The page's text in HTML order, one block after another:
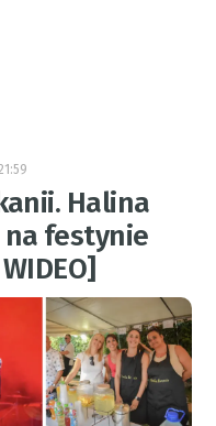
Halina
na festynie